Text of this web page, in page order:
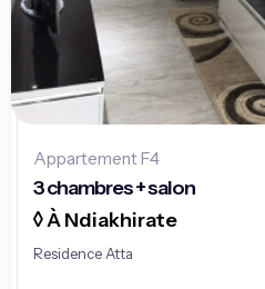
Appartement F4
3 chambres + salon
◊ À Ndiakhirate
Residence Atta